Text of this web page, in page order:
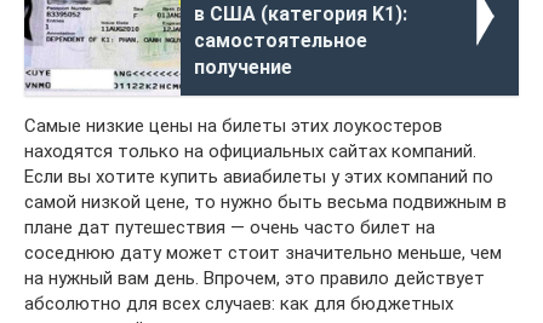
в США (категория K1):
самостоятельное
получение
Самые низкие цены на билеты этих лоукостеров
находятся только на официальных сайтах компаний.
Если вы хотите купить авиабилеты у этих компаний по
самой низкой цене, то нужно быть весьма подвижным в
плане дат путешествия — очень часто билет на
соседнюю дату может стоит значительно меньше, чем
на нужный вам день. Впрочем, это правило действует
абсолютно для всех случаев: как для бюджетных